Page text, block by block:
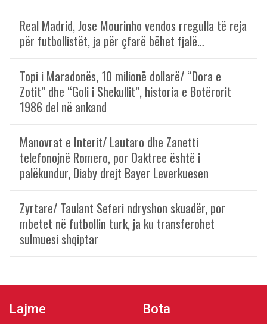
Real Madrid, Jose Mourinho vendos rregulla të reja
për futbollistët, ja për çfarë bëhet fjalë…
Topi i Maradonës, 10 milionë dollarë/ “Dora e
Zotit” dhe “Goli i Shekullit”, historia e Botërorit
1986 del në ankand
Manovrat e Interit/ Lautaro dhe Zanetti
telefonojnë Romero, por Oaktree është i
palëkundur, Diaby drejt Bayer Leverkuesen
Zyrtare/ Taulant Seferi ndryshon skuadër, por
mbetet në futbollin turk, ja ku transferohet
sulmuesi shqiptar
Lajme Bota